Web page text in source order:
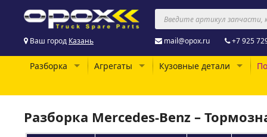
Ваш город Казань mail@opox.ru +7 925
Разборка Агрегаты Кузовные детали
Разборка Mercedes-Benz –